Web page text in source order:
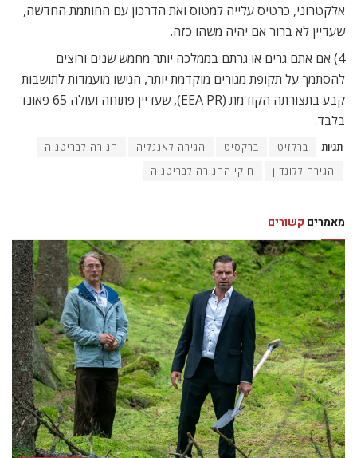
אלקטרוני, כרטיס עלייה למטוס ואת הדרכון עם החותמת החדשה,
שעדיין לא ברור אם יהיה משהו כזה.
4) אם אתם גרים או גרתם בממלכה יותר מחמש שנים ורוצים
להסתמך על תקופת מגורים מוקדמת יותר, הגישו מועמדות לתושבות
קבע בתצורתה הקודמת (EEA PR), שעדיין פתוחה ועולה 65 פאונד
בלבד.
תגיות ברקזיט ברקסיט הגירה לאנגליה
הגירה לבריטניה
הגירה ללונדון
חוקי ההגירה לבריטניה
מאמרים קשורים